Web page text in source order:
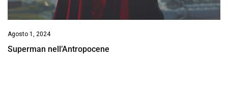
Agosto 1, 2024
Superman nell’Antropocene